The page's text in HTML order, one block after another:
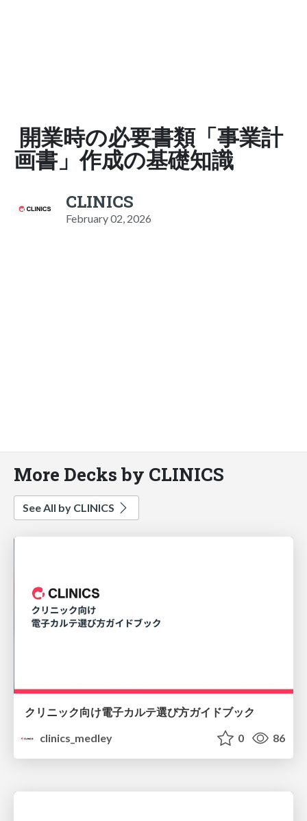
開業時の必要書類「事業計
画書」作成の基礎知識
CLINICS
February 02, 2026
More Decks by CLINICS
See All by CLINICS
クリニック向け電子カルテ選び方ガイドブック
clinics_medley
0 86